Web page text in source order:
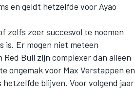
en geldt hetzelfde voor Ayao
zelfs zeer succesvol te noemen
is. Er mogen niet meteen
Bull zijn complexer dan alleen
ongemak voor Max Verstappen en
blijven. Voor volgend jaar